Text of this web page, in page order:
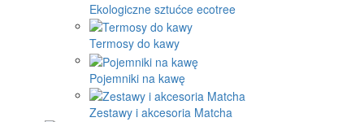
Ekologiczne sztućce ecotree
Termosy do kawy
Pojemniki na kawę
Zestawy i akcesoria Matcha